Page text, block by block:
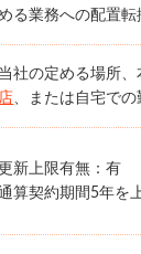
る業務への配置転
当社の定める場所
店、または自宅での
更新上限有無：有
算契約期間5年を